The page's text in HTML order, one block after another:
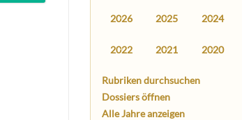
2026 2025 2024
2022 2021 2020
Rubriken durchsuchen
Dossiers öffnen
Alle Jahre anzeigen